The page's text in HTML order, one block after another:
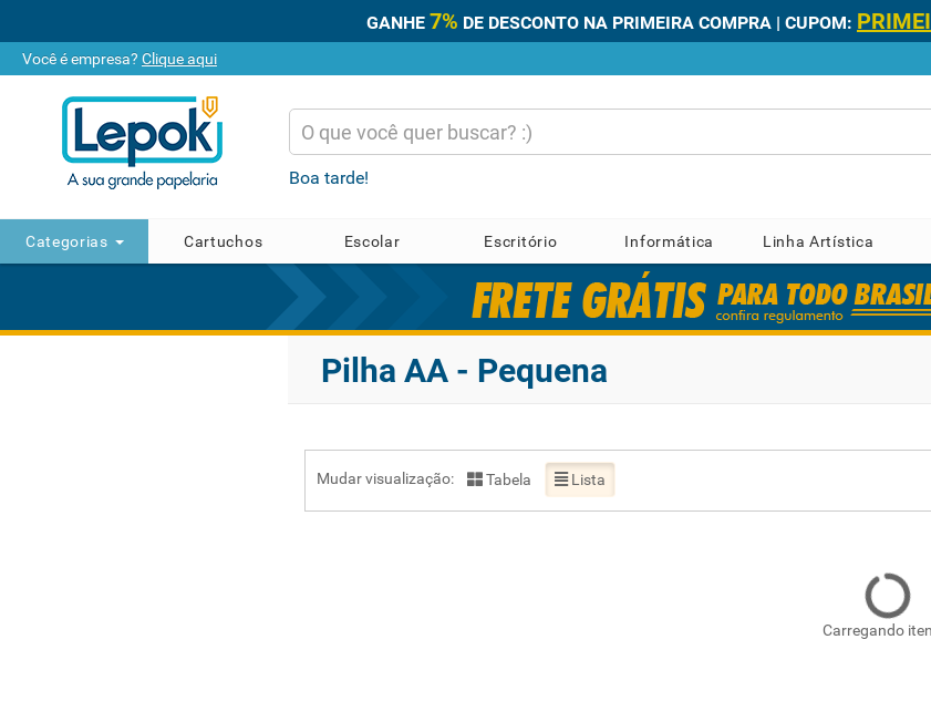
GANHE 7% DE DESCONTO NA PRIMEIRA COMPRA | CUPOM:
Você é empresa? Clique aqui
Boa tarde!
Categorias Cartuchos Escolar Escritório Informática Linha Artística
Pilha AA - Pequena
Mudar visualização: Tabela Lista
Carregando